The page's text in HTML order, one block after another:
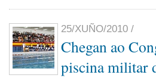
25/XUÑO/2010 /
Chegan ao
piscina militar